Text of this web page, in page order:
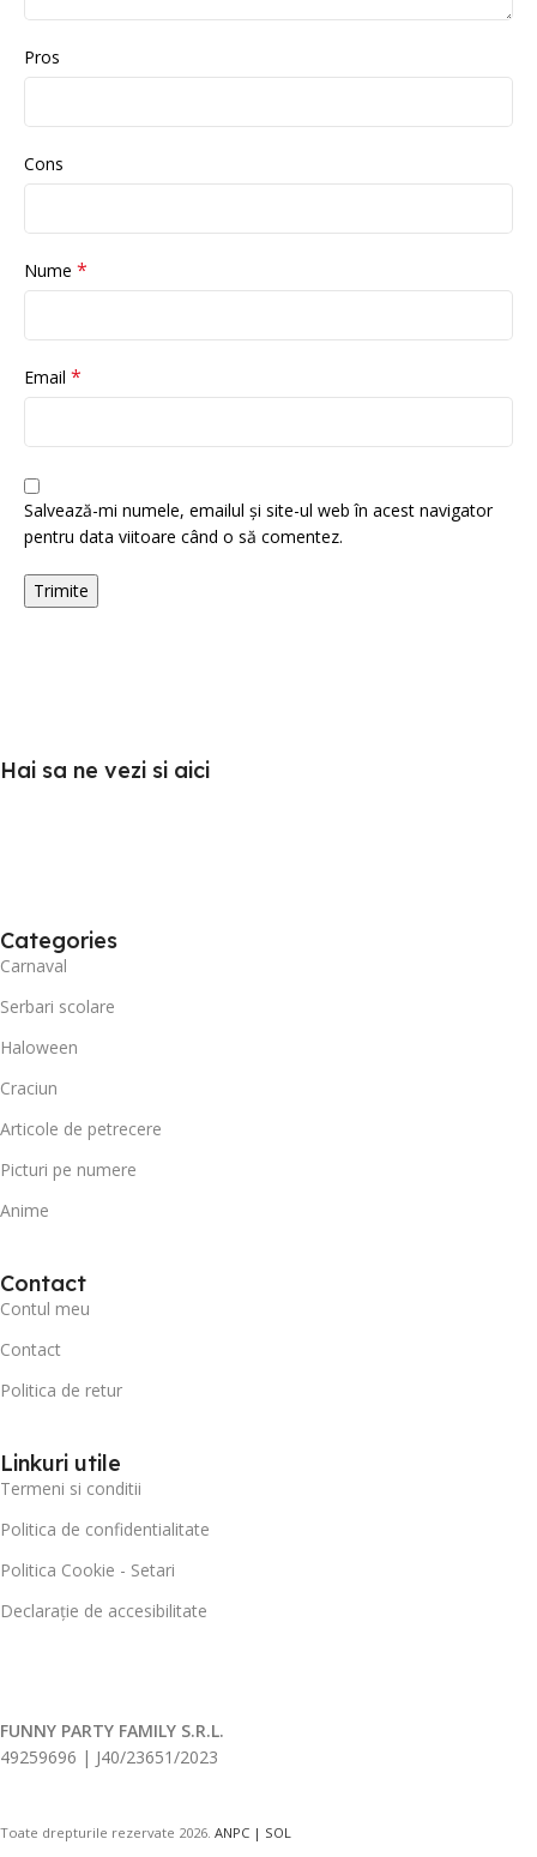
Pros
Cons
Nume *
Email *
Salvează-mi numele, emailul și site-ul web în acest navigator
pentru data viitoare când o să comentez.
Hai sa ne vezi si aici
Categories
Carnaval
Serbari scolare
Haloween
Craciun
Articole de petrecere
Picturi pe numere
Anime
Contact
Contul meu
Contact
Politica de retur
Linkuri utile
Termeni si conditii
Politica de confidentialitate
Politica Cookie - Setari
Declarație de accesibilitate
FUNNY PARTY FAMILY S.R.L.
49259696 | J40/23651/2023
Toate drepturile rezervate 2026. ANPC | SOL